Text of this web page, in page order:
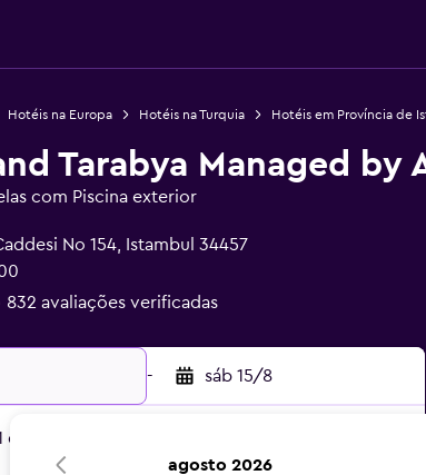
Hotéis na Europa Hotéis na Turquia Hotéis em Província de
Tarabya Managed by
com Piscina exterior
No 154, Istambul 34457
832 avaliações verificadas
- sáb 15/8
quarto
agosto 2026